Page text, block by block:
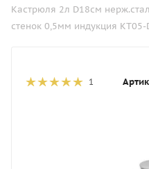
Кастрюля 2л D18см
стенок 0,5мм индукция KT05-
1